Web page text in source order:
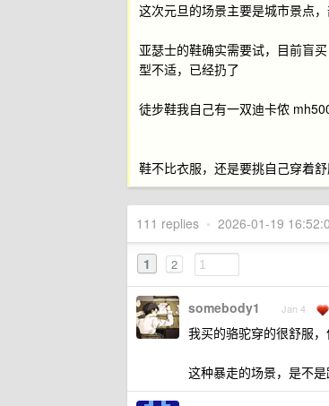
这次元旦的场景主要是城市景点
亚瑟士的鞋确实需要试，目前盲
型不适，已经扔了
徒步鞋我自己有一双迪卡侬
鞋不比衣服，还是要挑自己穿着
111 replies • 2026-01-19
1 2
somebody1 Jan 4
我买的骆驼穿的很舒服
这种暴走的场景，是不是